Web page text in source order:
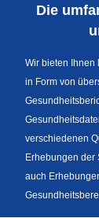
Fußzeile
Die
Wir bieten Ihnen
in Form von
verschiedenen
Erhebungen der
auch